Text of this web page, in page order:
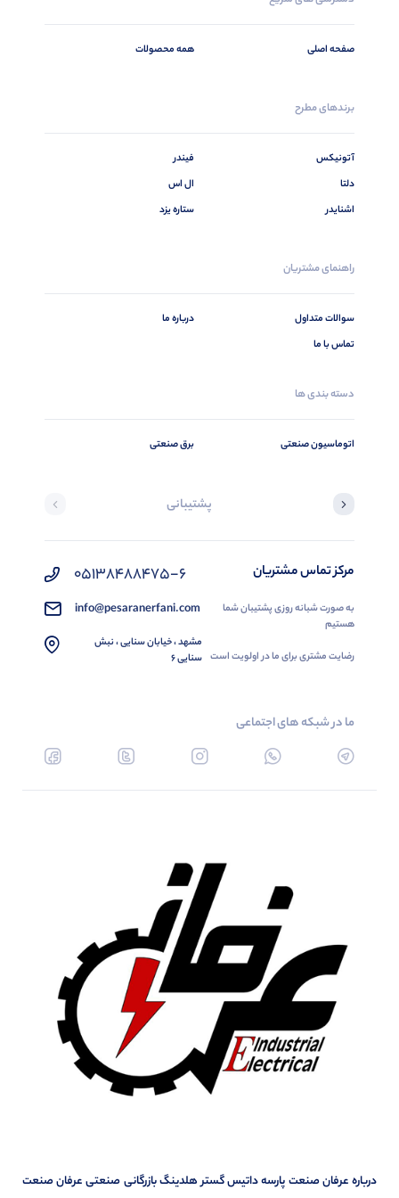
صفحه اصلی همه محصولات
برندهای مطرح
آتونیکس
دلتا
اشنایدر
فیندر
ال اس
ستاره یزد
راهنمای مشتریان
سوالات متداول
تماس با ما
درباره ما
دسته بندی ها
اتوماسیون صنعتی برق صنعتی
پشتیبانی
مرکز تماس مشتریان
به صورت شبانه روزی پشتیبان شما
هستیم
رضایت مشتری برای ما در اولویت است
05138488475-6
info@pesaranerfani.com
مشهد ، خیابان سنایی ، نبش
سنایی 6
ما در شبکه های اجتماعی
درباره عرفان صنعت پارسه داتیس گستر هلدینگ بازرگانی صنعتی عرفان صنعت